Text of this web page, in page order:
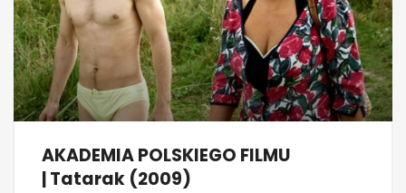
AKADEMIA POLSKIEGO FILMU
| Tatarak (2009)